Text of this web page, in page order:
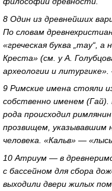
8 Один из древнейших
По словам
«греческая буква „тау“,
Креста» (см. у А.
археологии и
9 Римские имена стояли
собственно именем (Гай).
рода происходил
прозвищем, указывавшим
человека. «Кальв» —
10 Атриум — в
с бассейном для сбора
выходили двери жилых